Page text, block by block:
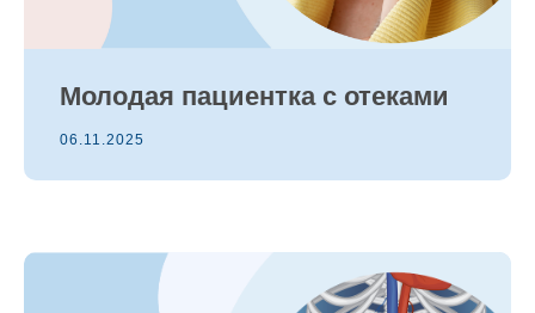
Молодая пациентка с отеками
06.11.2025